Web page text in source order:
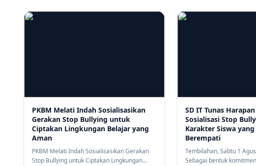
PKBM Melati Indah Sosialisasikan
Gerakan Stop Bullying untuk
Ciptakan Lingkungan Belajar yang
Aman
PKBM Melati Indah Sosialisasikan Gerakan
Stop Bullying untuk Ciptakan Lingkungan
SD IT Tunas
Sosialisasi Stop
Karakter Siswa
Berempati
Tembilahan, Sabtu 1
Sebagai bentuk